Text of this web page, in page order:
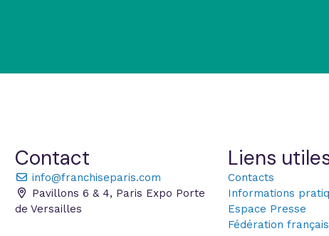
Contact
info@franchiseparis.com
Pavillons 6 & 4, Paris Expo Porte
de Versailles
Liens
Contacts
Informations
Espace Presse
Fédération